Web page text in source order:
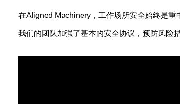
在Aligned Machinery，工作场所安全始终是重
我们的团队加强了基本的安全协议，预防风险